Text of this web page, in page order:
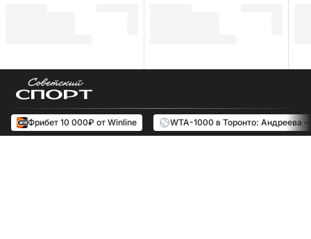
Фрибет 10 000₽ от Winline WTA-1000 в Торонто: Андреева